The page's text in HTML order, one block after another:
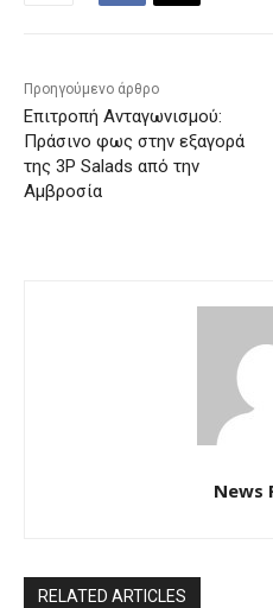
Προηγούμενο άρθρο
Eπιτροπή Ανταγωνισμού:
Πράσινο φως στην εξαγορά
της 3P Salads από την
Αμβροσία
News
RELATED ARTICLES